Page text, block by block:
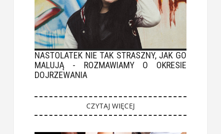
NASTOLATEK NIE TAK STRASZNY, JAK GO
MALUJĄ - ROZMAWIAMY O OKRESIE
DOJRZEWANIA
CZYTAJ WIĘCEJ